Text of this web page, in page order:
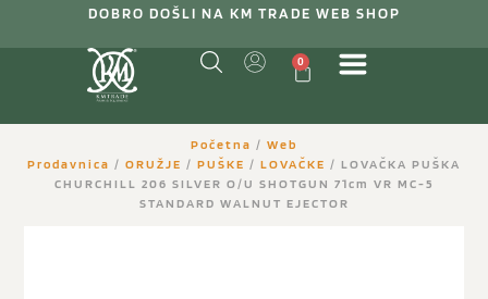
DOBRO DOŠLI NA KM TRADE WEB SHOP
0
Početna / Web
Prodavnica / ORUŽJE / PUŠKE / LOVAČKE / LOVAČKA PUŠKA
CHURCHILL 206 SILVER O/U SHOTGUN 71cm VR MC-5
STANDARD WALNUT EJECTOR